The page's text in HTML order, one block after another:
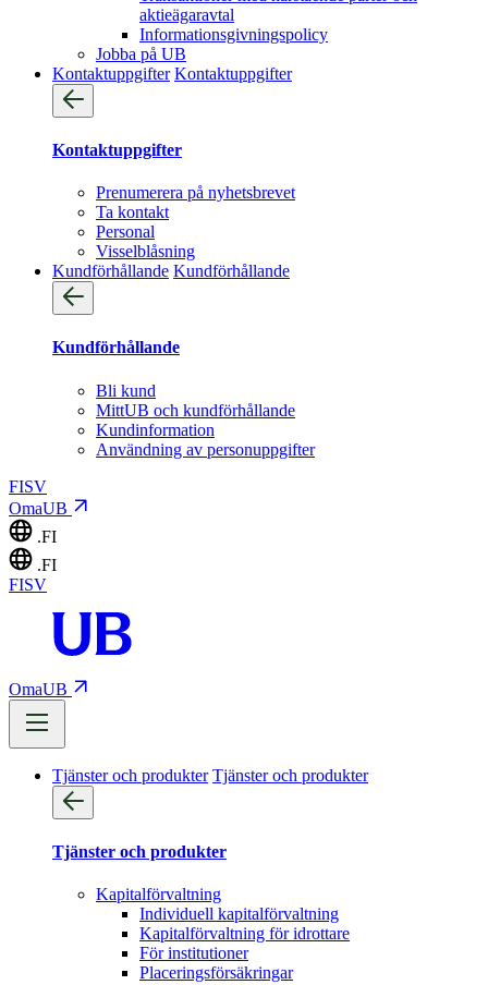
aktieägaravtal
Informationsgivningspolicy
Jobba på UB
Kontaktuppgifter Kontaktuppgifter
Kontaktuppgifter
Prenumerera på nyhetsbrevet
Ta kontakt
Personal
Visselblåsning
Kundförhållande Kundförhållande
Kundförhållande
Bli kund
MittUB och kundförhållande
Kundinformation
Användning av personuppgifter
FISV
OmaUB
.FI
.FI
FISV
OmaUB
Tjänster och produkter Tjänster och produkter
Tjänster och produkter
Kapitalförvaltning
Individuell kapitalförvaltning
Kapitalförvaltning för idrottare
För institutioner
Placeringsförsäkringar